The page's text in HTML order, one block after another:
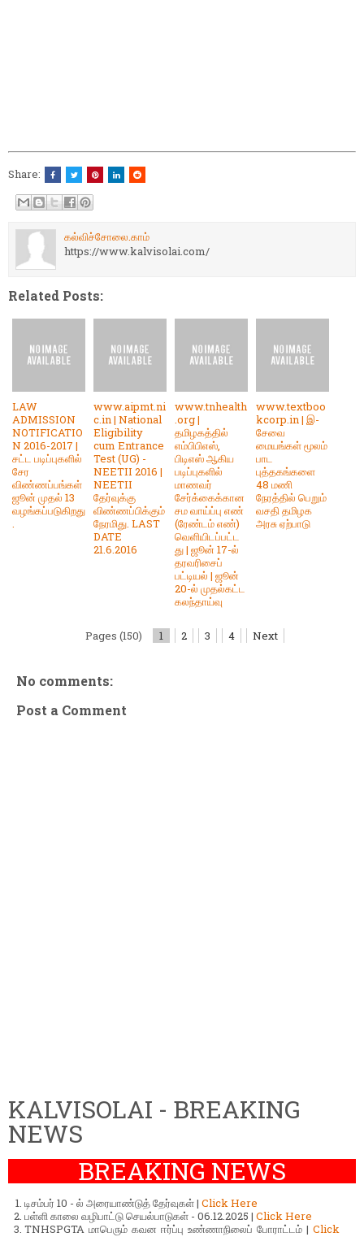
Share:
கல்விச்சோலை.காம்
https://www.kalvisolai.com/
Related Posts:
LAW
ADMISSION
NOTIFICATIO
N 2016-2017 |
சட்ட படிப்புகளில்
சேர
விண்ணப்பங்கள்
ஜூன் முதல் 13
வழங்கப்படுகிறது
.
www.aipmt.ni
c.in | National
Eligibility
cum Entrance
Test (UG) -
NEETII 2016 |
NEETII
தேர்வுக்கு
விண்ணப்பிக்கும்
நேரமிது. LAST
DATE
21.6.2016
www.tnhealth
.org |
தமிழகத்தில்
எம்பிபிஎஸ்,
பிடிஎஸ் ஆகிய
படிப்புகளில்
மாணவர்
சேர்க்கைக்கான
சம வாய்ப்பு எண்
(ரேண்டம் எண்)
வெளியிடப்பட்ட
து | ஜூன் 17-ல்
தரவரிசைப்
பட்டியல் | ஜூன்
20-ல் முதல்கட்ட
கலந்தாய்வு
www.textboo
kcorp.in | இ-
சேவை
மையங்கள் மூலம்
பாட
புத்தகங்களை
48 மணி
நேரத்தில் பெறும்
வசதி தமிழக
அரசு ஏற்பாடு
Pages (150) 1 2 3 4 Next
No comments:
Post a Comment
KALVISOLAI - BREAKING
NEWS
BREAKING NEWS
டிசம்பர் 10 - ல் அரையாண்டுத் தேர்வுகள் | Click Here
பள்ளி காலை வழிபாட்டு செயல்பாடுகள் - 06.12.2025 | Click Here
TNHSPGTA மாபெரும் கவன ஈர்ப்பு உண்ணாநிலைப் போராட்டம் | Click